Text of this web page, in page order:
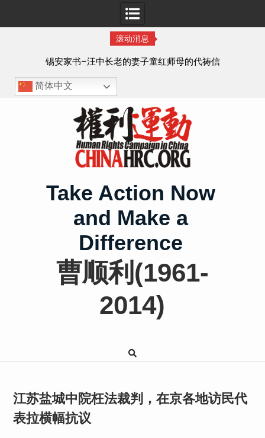
滚动消息
锡安家书–汪中长老的妻子童红⁩师母的代祷信
简体中文
Take Action Now
and Make a
Difference
曹顺利(1961-
2014)
江苏盐城中院枉法裁判，在京各地访民代
表拉横幅抗议